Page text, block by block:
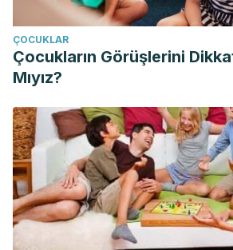
ÇOCUKLAR
Çocukların Görüşlerini
Mıyız?